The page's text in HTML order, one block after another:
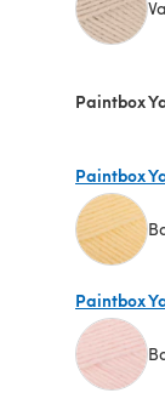
Paintbox
Paintbox
Paintbox